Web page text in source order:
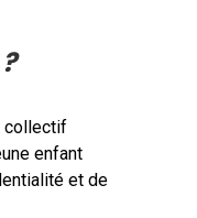
collectif
enfant
et de